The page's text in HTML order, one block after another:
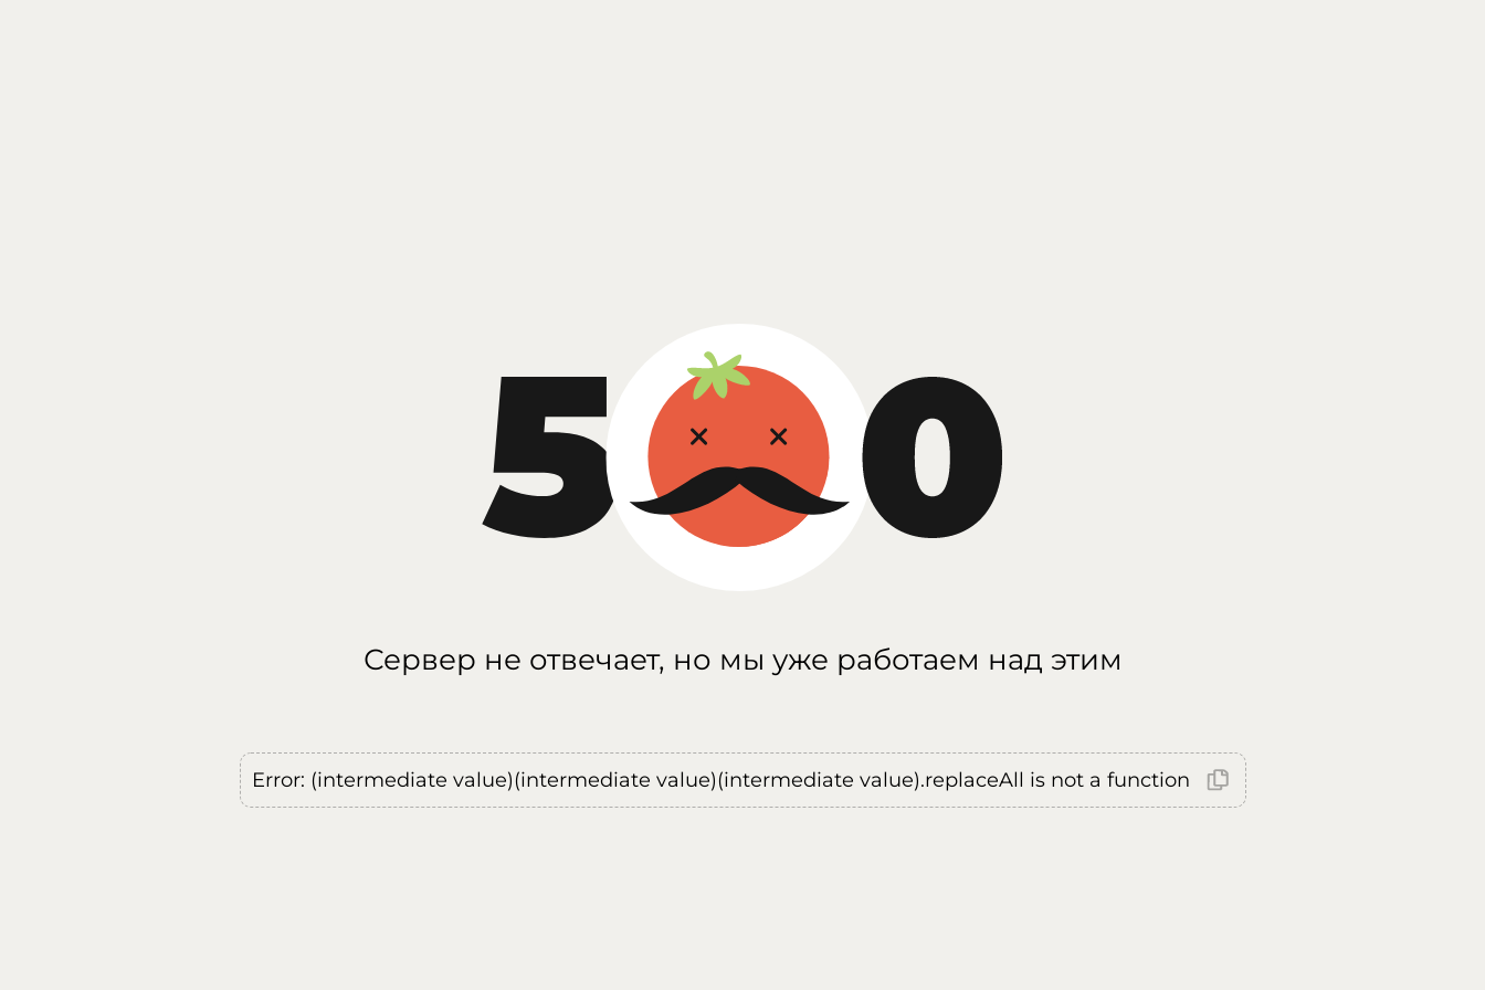
Сервер не отвечает, но мы уже работаем над этим
Error: (intermediate value)(intermediate value)(intermediate value).replaceAll is not a function